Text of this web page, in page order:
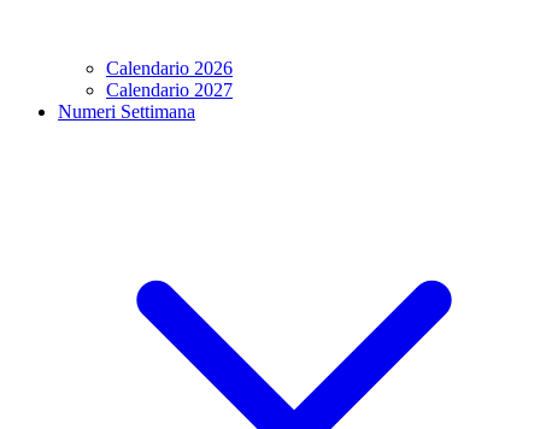
Calendario 2026
Calendario 2027
Numeri Settimana